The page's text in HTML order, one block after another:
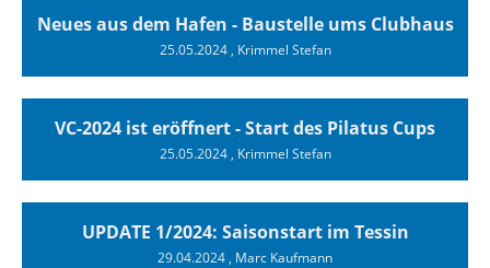
Neues aus dem Hafen - Baustelle ums Clubhaus
25.05.2024, Krimmel Stefan
VC-2024 ist eröffnert - Start des Pilatus Cups
25.05.2024, Krimmel Stefan
UPDATE 1/2024: Saisonstart im Tessin
29.04.2024, Marc Kaufmann